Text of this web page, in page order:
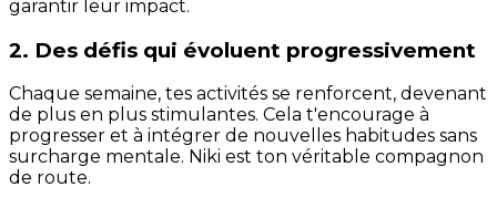
garantir leur impact.
2. Des défis qui évoluent progressivement
Chaque semaine, tes activités se renforcent, devenant
de plus en plus stimulantes. Cela t'encourage à
progresser et à intégrer de nouvelles habitudes sans
surcharge mentale. Niki est ton véritable compagnon
de route.